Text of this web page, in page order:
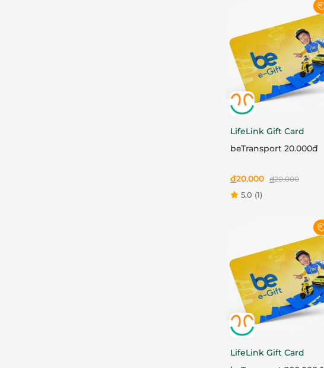
LifeLink Gift Card
beTransport 20.000đ
đ20.000 đ20.000
5.0 (1)
LifeLink Gift Card